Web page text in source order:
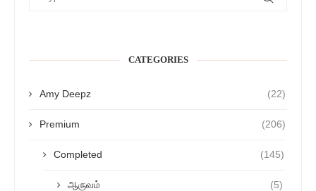
CATEGORIES
Amy Deepz (22)
Premium (206)
Completed (145)
ஆருவம் (5)